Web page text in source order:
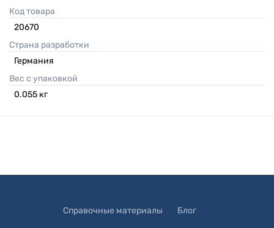
Код товара
20670
Страна разработки
Германия
Вес с упаковкой
0.055 кг
Справочные материалы Блог